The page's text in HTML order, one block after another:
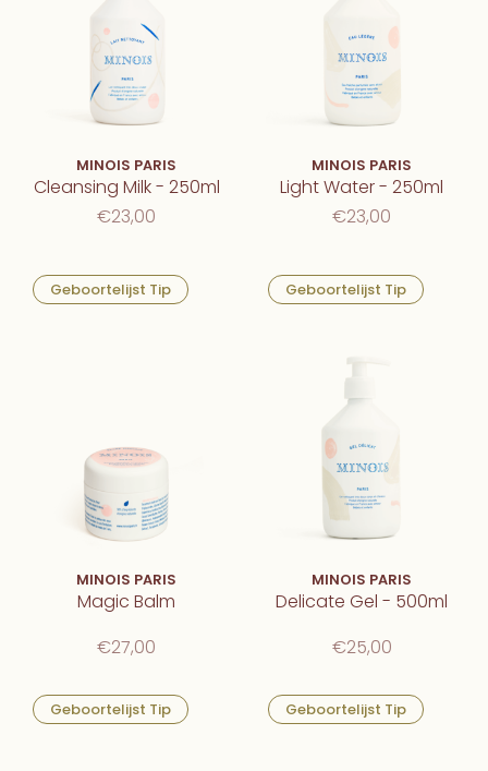
MINOIS PARIS
Cleansing Milk - 250ml
€23,00
MINOIS PARIS
Light Water - 250ml
€23,00
Geboortelijst Tip
MINOIS PARIS
Magic Balm
€27,00
Geboortelijst Tip
MINOIS PARIS
Delicate Gel - 500ml
€25,00
Geboortelijst Tip Geboortelijst Tip